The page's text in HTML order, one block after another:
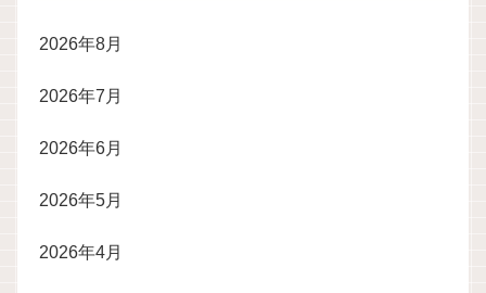
2026年8月
2026年7月
2026年6月
2026年5月
2026年4月